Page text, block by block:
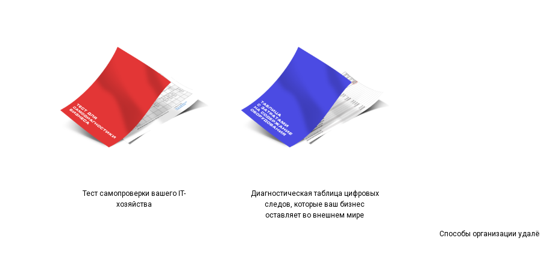
Тест самопроверки вашего IT-
хозяйства
Диагностическая таблица цифровых
следов, которые ваш бизнес
оставляет во внешнем мире
Способы организации